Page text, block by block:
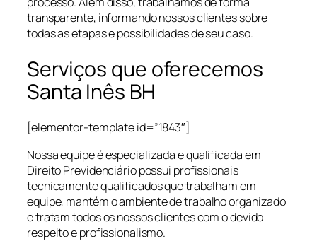
transparente, informando nossos clientes sobre
todas as etapas e possibilidades de seu caso.
Serviços que oferecemos
Santa Inês BH
[elementor-template id=”1843″]
Nossa equipe é especializada e qualificada em
Direito Previdenciário possui profissionais
tecnicamente qualificados que trabalham em
equipe, mantém o ambiente de trabalho organizado
e tratam todos os nossos clientes com o devido
respeito e profissionalismo.